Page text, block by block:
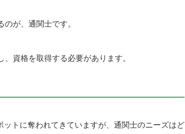
が、通関士です。
資格を取得する必要があります。
トに奪われてきていますが、通関士のニーズはど